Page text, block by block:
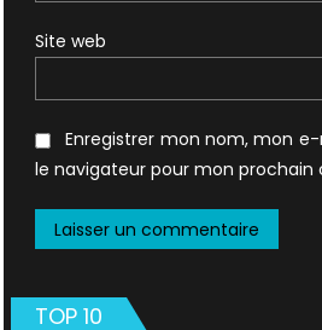
Site web
Enregistrer mon nom, mon
le navigateur pour mon prochain
TOP 10